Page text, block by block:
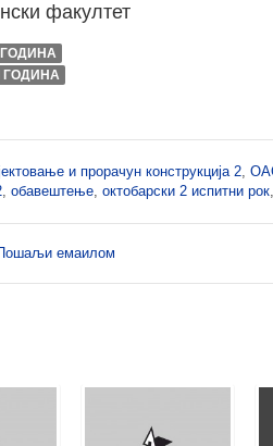
факултет
ГОДИНА
ГОДИНА
и прорачун конструкција 2,
, обавештење, октобарски 2 испитни рок,
емаилом